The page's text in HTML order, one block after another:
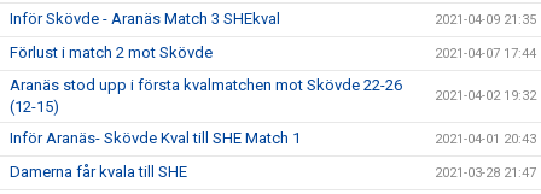
Inför Skövde - Aranäs Match 3 SHEkval 2021-04-09 21:35
Förlust i match 2 mot Skövde 2021-04-07 17:44
Aranäs stod upp i första kvalmatchen mot Skövde 22-26
(12-15)
2021-04-02 19:32
Inför Aranäs- Skövde Kval till SHE Match 1 2021-04-01 20:43
Damerna får kvala till SHE 2021-03-28 21:47